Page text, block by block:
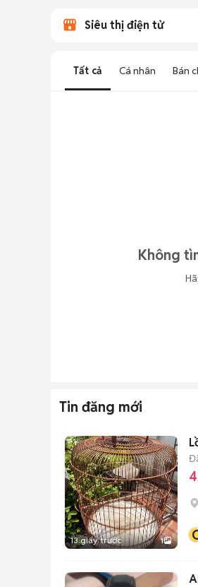
Siêu thị điện tử
Tất cả Cá nhân Bán
Không
Tin đăng mới
13 giây trước 1